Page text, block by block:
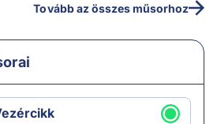
Tovább az összes műsorhoz